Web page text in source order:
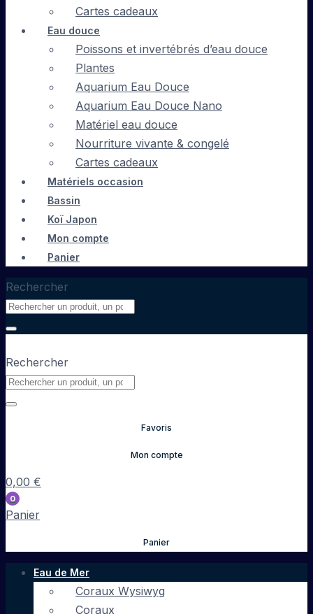
Cartes cadeaux
Eau douce
Poissons et invertébrés d’eau douce
Plantes
Aquarium Eau Douce
Aquarium Eau Douce Nano
Matériel eau douce
Nourriture vivante & congelé
Cartes cadeaux
Matériels occasion
Bassin
Koï Japon
Mon compte
Panier
Rechercher
Rechercher
Favoris
Mon compte
0,00 €
0
Panier
Panier
Eau de Mer
Coraux Wysiwyg
Coraux